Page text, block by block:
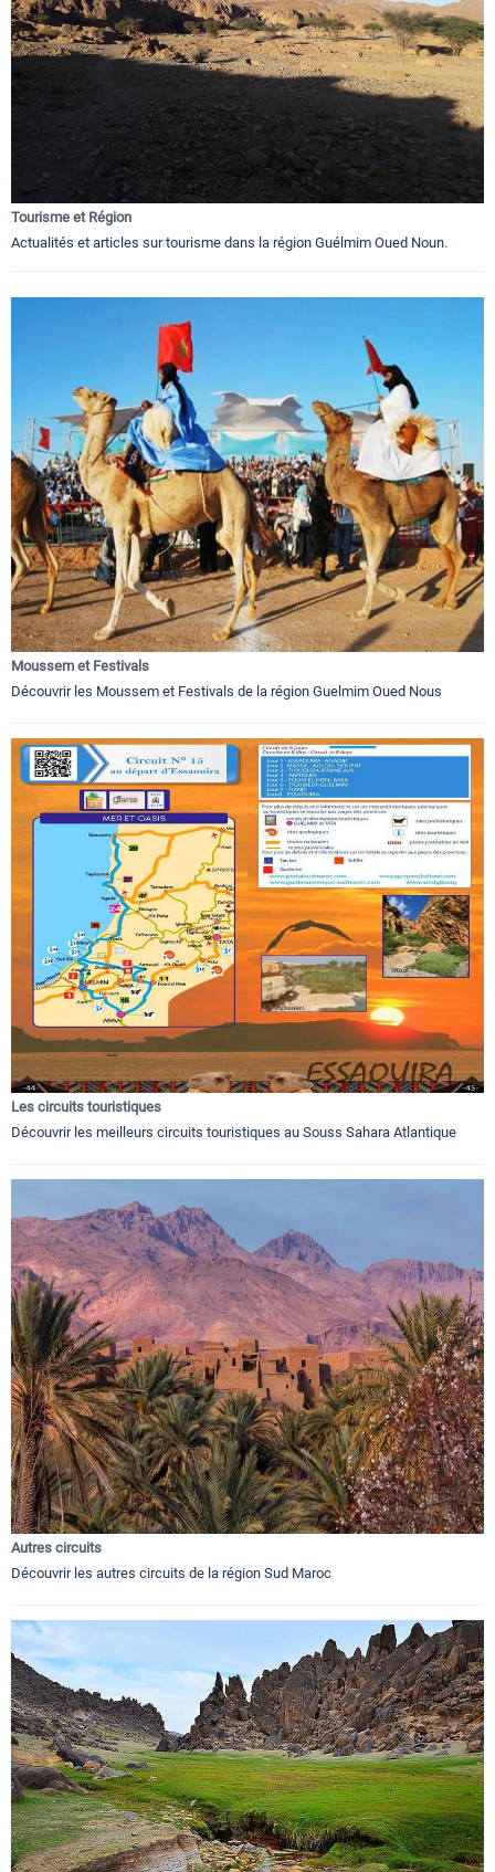
Tourisme et Région
Actualités et articles sur tourisme dans la région Guélmim Oued Noun.
Moussem et Festivals
Découvrir les Moussem et Festivals de la région Guelmim Oued Nous
Les circuits touristiques
Découvrir les meilleurs circuits touristiques au Souss Sahara Atlantique
Autres circuits
Découvrir les autres circuits de la région Sud Maroc